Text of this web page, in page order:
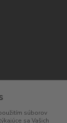
súborov
sa Vašich